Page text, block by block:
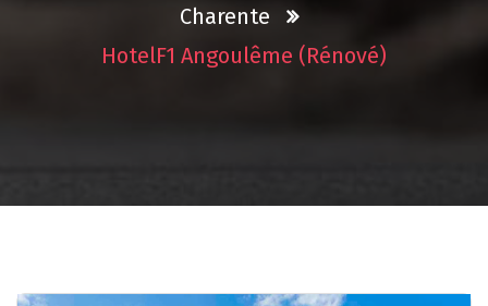
Charente
HotelF1 Angoulême (rénové)